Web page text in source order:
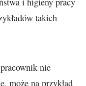
takich
nie
może na przykład